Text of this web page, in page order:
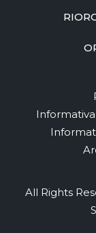
All Rights